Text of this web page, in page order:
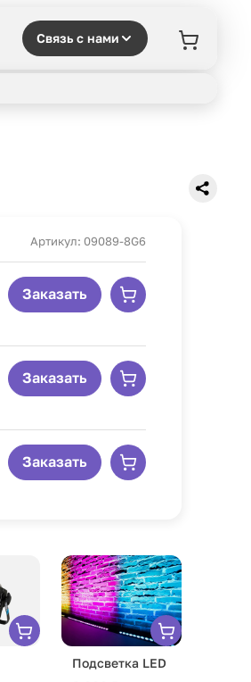
Связь с нами
Артикул: 09089-8G6
Заказать
Заказать
Заказать
Подсветка LED